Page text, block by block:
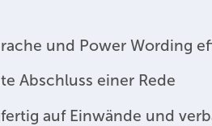
und Power Wording
Abschluss einer Rede
auf Einwände und